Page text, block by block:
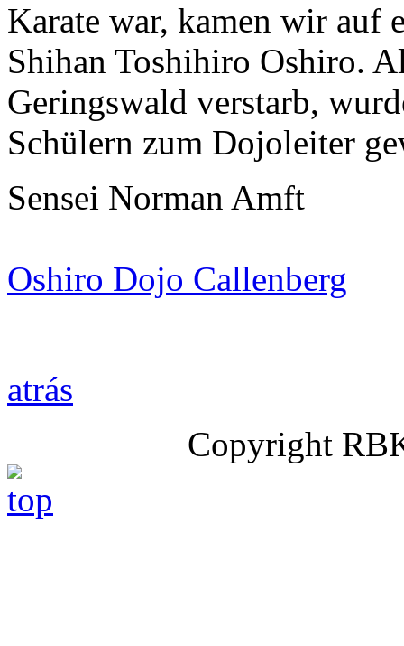
Karate war, kamen wir auf
Shihan Toshihiro Oshiro.
Geringswald verstarb,
Schülern zum Dojoleiter
Sensei Norman Amft
Oshiro Dojo Callenberg
atrás
Copyright